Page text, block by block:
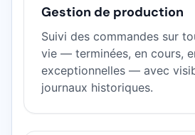
Gestion de production
Suivi des commandes sur
vie — terminées, en cours,
exceptionnelles — avec
journaux historiques.